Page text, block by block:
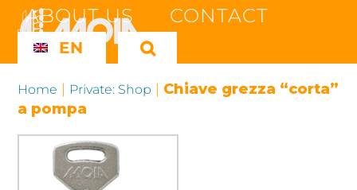
SkipABOUT US CONTACT
EN
Home | Private: Shop | Chiave grezza “corta”
a pompa